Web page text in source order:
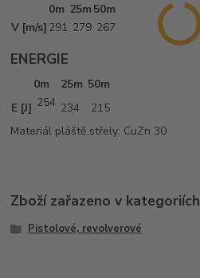
0m 25m 50m
V [m/s] 291 279 267
ENERGIE
0m 25m 50m
E [J] 254 234
215
Materiál pláště střely: CuZn 30
Zboží zařazeno v kategoriích
Pistolové, revolverové